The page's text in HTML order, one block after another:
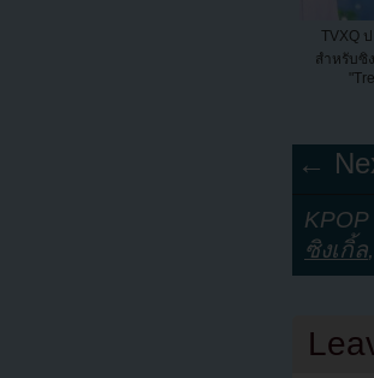
TVXQ
สำหรับซิ
←
ซิงเกิ้ล